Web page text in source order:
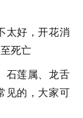
太好，开花消
死亡
石莲属、龙舌
见的，大家可